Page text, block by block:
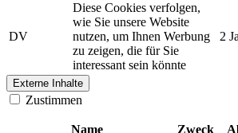
DV
Diese Cookies verfolgen,
wie Sie unsere Website
nutzen, um Ihnen Werbung
zu zeigen, die für Sie
interessant sein könnte
2
Externe Inhalte
Zustimmen
Name Zweck